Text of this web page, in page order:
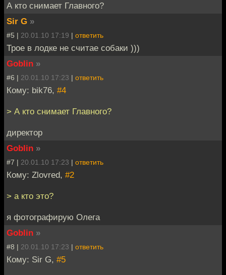
А кто снимает Главного?
Sir G »
#5 | 20.01.10 17:19 | ответить
Трое в лодке не считае собаки )))
Goblin »
#6 | 20.01.10 17:23 | ответить
Кому: bik76, #4
> А кто снимает Главного?
директор
Goblin »
#7 | 20.01.10 17:23 | ответить
Кому: Zlovred, #2
> а кто это?
я фотографирую Олега
Goblin »
#8 | 20.01.10 17:23 | ответить
Кому: Sir G, #5